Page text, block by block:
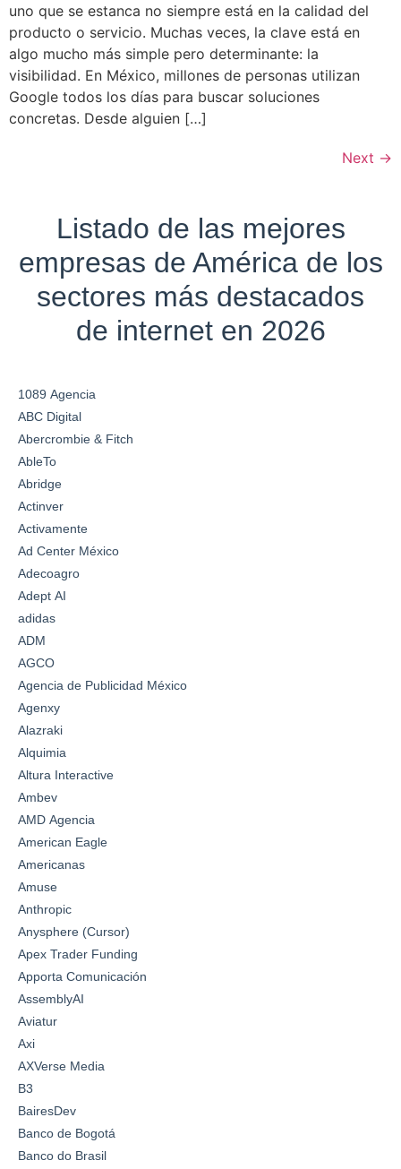
uno que se estanca no siempre está en la calidad del
producto o servicio. Muchas veces, la clave está en
algo mucho más simple pero determinante: la
visibilidad. En México, millones de personas utilizan
Google todos los días para buscar soluciones
concretas. Desde alguien […]
Next →
Listado de las mejores
empresas de América de los
sectores más destacados
de internet en 2026
1089 Agencia
ABC Digital
Abercrombie & Fitch
AbleTo
Abridge
Actinver
Activamente
Ad Center México
Adecoagro
Adept AI
adidas
ADM
AGCO
Agencia de Publicidad México
Agenxy
Alazraki
Alquimia
Altura Interactive
Ambev
AMD Agencia
American Eagle
Americanas
Amuse
Anthropic
Anysphere (Cursor)
Apex Trader Funding
Apporta Comunicación
AssemblyAI
Aviatur
Axi
AXVerse Media
B3
BairesDev
Banco de Bogotá
Banco do Brasil